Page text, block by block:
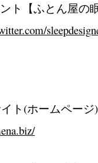
ト【ふとん屋の
ト(ホームペー